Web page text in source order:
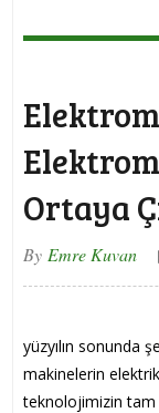
Ortaya
By Emre Kuvan
yüzyılın sonunda
makinelerin elektrik
teknolojimizin tam